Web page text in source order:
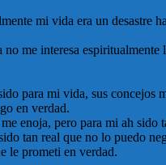
mi vida era un desastre
me interesa
para mi vida, sus
en verdad.
enoja, pero para mi ah sido
tan real que no lo puedo
le prometi en verdad.